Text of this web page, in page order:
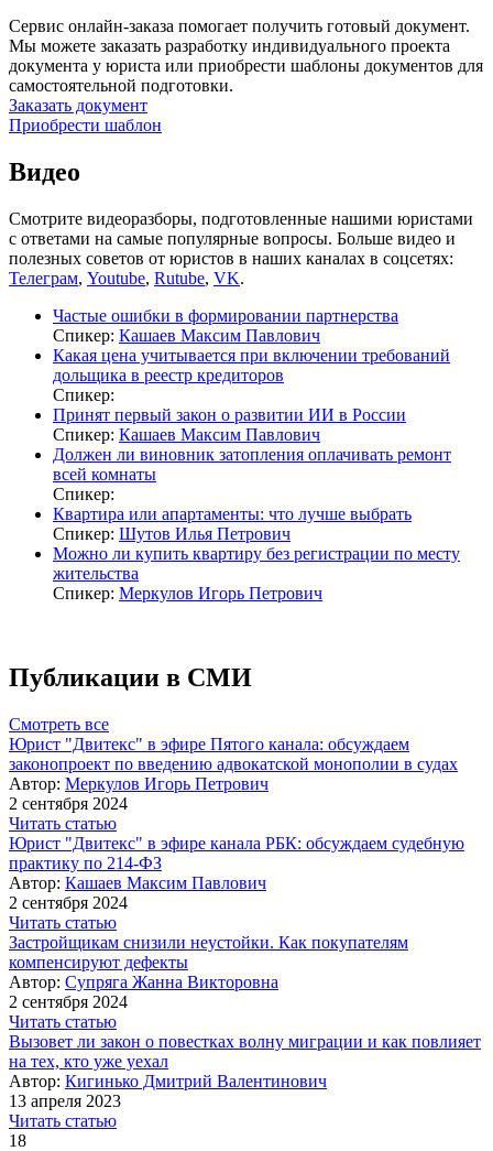
Сервис онлайн-заказа помогает получить готовый документ.
Мы можете заказать разработку индивидуального проекта
документа у юриста или приобрести шаблоны документов для
самостоятельной подготовки.
Заказать документ
Приобрести шаблон
Видео
Смотрите видеоразборы, подготовленные нашими юристами
с ответами на самые популярные вопросы. Больше видео и
полезных советов от юристов в наших каналах в соцсетях:
Телеграм, Youtube, Rutube, VK.
Частые ошибки в формировании партнерства
Спикер: Кашаев Максим Павлович
Какая цена учитывается при включении требований
дольщика в реестр кредиторов
Спикер:
Принят первый закон о развитии ИИ в России
Спикер: Кашаев Максим Павлович
Должен ли виновник затопления оплачивать ремонт
всей комнаты
Спикер:
Квартира или апартаменты: что лучше выбрать
Спикер: Шутов Илья Петрович
Можно ли купить квартиру без регистрации по месту
жительства
Спикер: Меркулов Игорь Петрович
Публикации в СМИ
Смотреть все
Юрист "Двитекс" в эфире Пятого канала: обсуждаем
законопроект по введению адвокатской монополии в судах
Автор: Меркулов Игорь Петрович
2 сентября 2024
Читать статью
Юрист "Двитекс" в эфире канала РБК: обсуждаем судебную
практику по 214-ФЗ
Автор: Кашаев Максим Павлович
2 сентября 2024
Читать статью
Застройщикам снизили неустойки. Как покупателям
компенсируют дефекты
Автор: Супряга Жанна Викторовна
2 сентября 2024
Читать статью
Вызовет ли закон о повестках волну миграции и как повлияет
на тех, кто уже уехал
Автор: Кигинько Дмитрий Валентинович
13 апреля 2023
Читать статью
18